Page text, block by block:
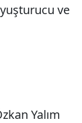
ve
Yalım